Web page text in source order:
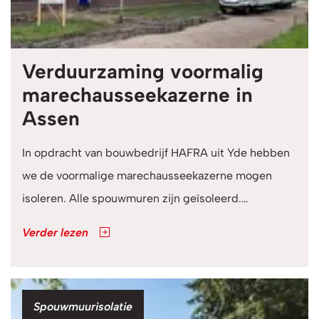
Verduurzaming voormalig
marechausseekazerne in
Assen
In opdracht van bouwbedrijf HAFRA uit Yde hebben
we de voormalige marechausseekazerne mogen
isoleren. Alle spouwmuren zijn geïsoleerd.…
Verder lezen
Categorie
Spouwmuurisolatie